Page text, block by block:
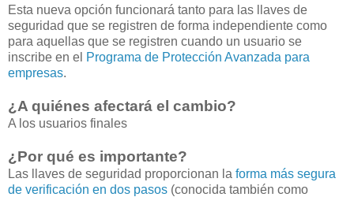
Esta nueva opción funcionará tanto para las llaves de
seguridad que se registren de forma independiente como
para aquellas que se registren cuando un usuario se
inscribe en el Programa de Protección Avanzada para
empresas.
¿A quiénes afectará el cambio?
A los usuarios finales
¿Por qué es importante?
Las llaves de seguridad proporcionan la forma más segura
de verificación en dos pasos (conocida también como